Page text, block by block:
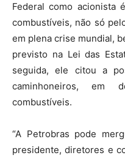
Federal como acionista
combustíveis, não só
em plena crise mundial,
previsto na Lei das
seguida, ele citou a
caminhoneiros, em
combustíveis.
“A Petrobras pode
presidente, diretores e